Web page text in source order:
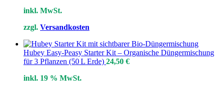
inkl. MwSt.
zzgl. Versandkosten
Hubey Easy‑Peasy Starter Kit – Organische Düngermischung
für 3 Pflanzen (50 L Erde) 24,50 €
inkl. 19 % MwSt.